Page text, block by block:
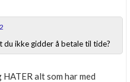
ikke gidder å betale til tide?
alt som har med